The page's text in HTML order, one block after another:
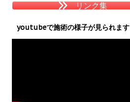
リンク集
youtubeで施術の様子が見られます